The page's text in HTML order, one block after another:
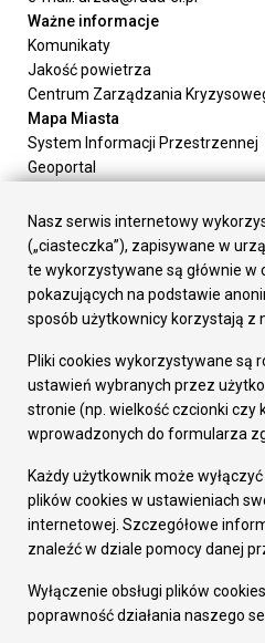
Ważne informacje
Komunikaty
Jakość powietrza
Centrum Zarządzania
Mapa Miasta
System Informacji Przestrzennej
Geoportal
Załatw sprawę
Prezydent Miasta
Rada Miasta
Wydziały
Elektroniczna Skrzynka
Gospodarka
Fundusze europejskie
Środki krajowe
Oferty inwestycyjne
Pozostałe
Deklaracja dostępności
Dane osobowe
Dodaj opinię o witrynie
Nasz serwis internetowy
(„ciasteczka”), zapisywane w
te wykorzystywane są głównie w
pokazujących na podstawie
sposób użytkownicy korzystają z
Pliki cookies wykorzystywane są
ustawień wybranych przez
stronie (np. wielkość czcionki czy
wprowadzonych do formularza
Każdy użytkownik może
plików cookies w ustawieniach
internetowej. Szczegółowe
znaleźć w dziale pomocy danej
Wyłączenie obsługi plików
poprawność działania naszego